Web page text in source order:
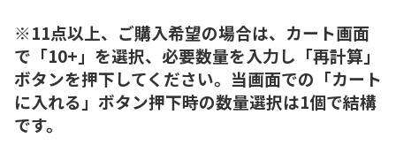
※11点以上、ご購入希望の場合は、カート画面
で「10+」を選択、必要数量を入力し「再計算」
ボタンを押下してください。当画面での「カート
に入れる」ボタン押下時の数量選択は1個で結構
です。